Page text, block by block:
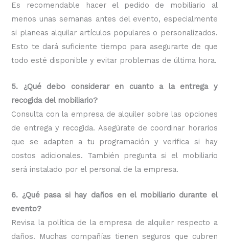
Es recomendable hacer el pedido de mobiliario al
menos unas semanas antes del evento, especialmente
si planeas alquilar artículos populares o personalizados.
Esto te dará suficiente tiempo para asegurarte de que
todo esté disponible y evitar problemas de última hora.
5. ¿Qué debo considerar en cuanto a la entrega y
recogida del mobiliario?
Consulta con la empresa de alquiler sobre las opciones
de entrega y recogida. Asegúrate de coordinar horarios
que se adapten a tu programación y verifica si hay
costos adicionales. También pregunta si el mobiliario
será instalado por el personal de la empresa.
6. ¿Qué pasa si hay daños en el mobiliario durante el
evento?
Revisa la política de la empresa de alquiler respecto a
daños. Muchas compañías tienen seguros que cubren